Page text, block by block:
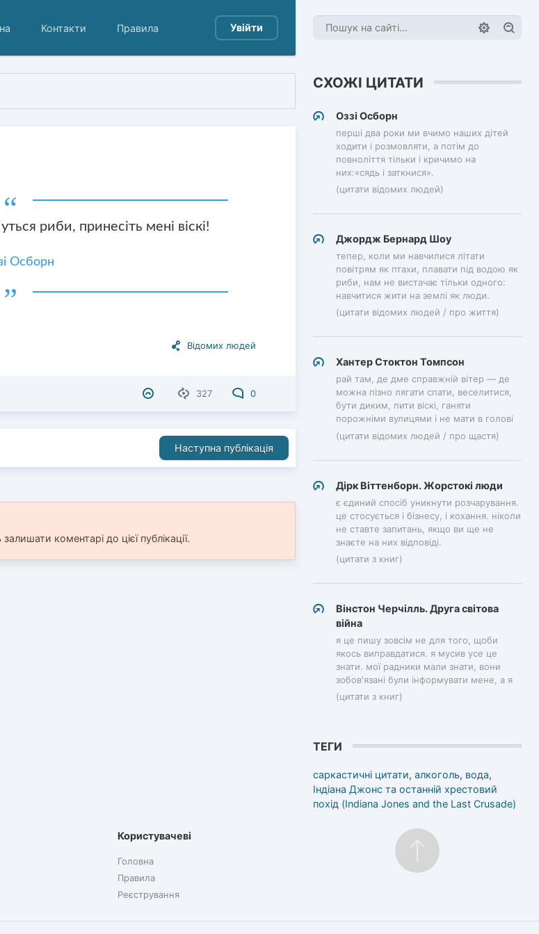
Контакти Правила Увійти
риби, принесіть мені віскі!
Осборн
Відомих людей
327 0
СХОЖІ ЦИТАТИ
Оззі Осборн
перші два роки ми вчимо наших дітей
ходити і розмовляти, а потім до
повноліття тільки і кричимо на
них:«сядь і заткнися».
(цитати відомих людей)
Джордж Бернард Шоу
тепер, коли ми навчилися літати
повітрям як птахи, плавати під водою як
риби, нам не вистачає тільки одного:
навчитися жити на землі як люди.
(цитати відомих людей / про життя)
Хантер Стоктон Томпсон
рай там, де дме справжній вітер — де
можна пізно лягати спати, веселитися,
бути диким, пити віскі, ганяти
порожніми вулицями і не мати в голові
(цитати відомих людей / про щастя)
Дірк Віттенборн. Жорстокі люди
є єдиний спосіб уникнути розчарування.
це стосується і бізнесу, і кохання. ніколи
не ставте запитань, якщо ви ще не
знаєте на них відповіді.
(цитати з книг)
Вінстон Черчілль. Друга світова
війна
я це пишу зовсім не для того, щоби
якось виправдатися. я мусив усе це
знати. мої радники мали знати, вони
зобов'язані були інформувати мене, а я
(цитати з книг)
ТЕГИ
саркастичні цитати, алкоголь, вода,
Індіана Джонс та останній хрестовий
похід (Indiana Jones and the Last Crusade)
Наступна публікація
коментарі до цієї публікації.
Користувачеві
Головна
Правила
Реєстрування